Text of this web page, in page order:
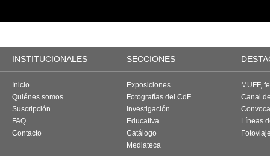
INSTITUCIONALES SECCIONES
Inicio
Quiénes somos
Suscripción
FAQ
Contacto
Exposiciones
Fotografías del CdF
Investigación
Educativa
Catálogo
Mediateca
MUFF,
Canal
Líneas